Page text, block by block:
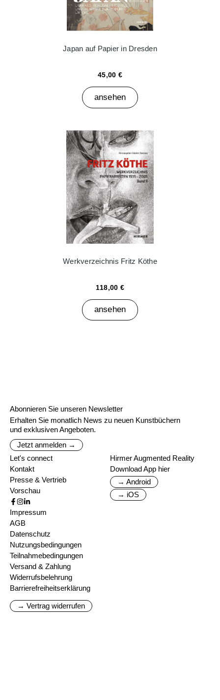
Japan auf Papier in Dresden
45,00 €
ansehen
Werkverzeichnis Fritz Köthe
118,00 €
ansehen
Abonnieren Sie unseren Newsletter
Erhalten Sie monatlich News zu neuen Kunstbüchern
und exklusiven Angeboten.
Jetzt anmelden →
Let's connect
Kontakt
Presse & Vertrieb
Vorschau
Hirmer Augmented Reality
Download App hier
→ Android
→ iOS
Impressum
AGB
Datenschutz
Nutzungsbedingungen
Teilnahmebedingungen
Versand & Zahlung
Widerrufsbelehrung
Barrierefreiheitserklärung
→ Vertrag widerrufen